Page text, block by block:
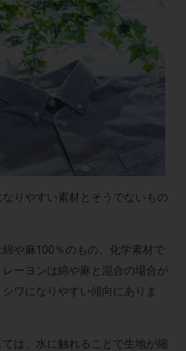
りやすい素材とそうでないもの
や麻100％のもの、化学素材で
ーヨンは綿や麻と混合の場合が
ワになりやすい傾向にありま
は、水に触れることで生地が縮